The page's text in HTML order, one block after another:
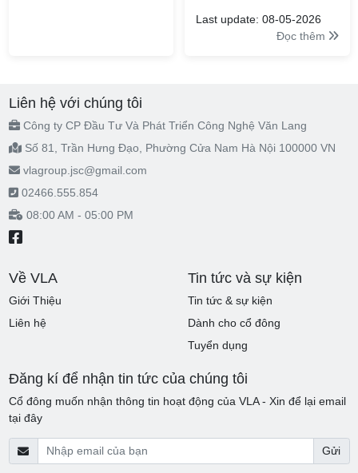
Last update: 08-05-2026
Đọc thêm
Liên hệ với chúng tôi
Công ty CP Đầu Tư Và Phát Triển Công Nghệ Văn Lang
Số 81, Trần Hưng Đạo, Phường Cửa Nam Hà Nội 100000 VN
vlagroup.jsc@gmail.com
02466.555.854
08:00 AM - 05:00 PM
Về VLA
Giới Thiệu
Liên hệ
Tin tức và sự kiện
Tin tức & sự kiện
Dành cho cổ đông
Tuyển dụng
Đăng kí để nhận tin tức của chúng tôi
Cổ đông muốn nhận thông tin hoạt động của VLA - Xin để lại email
tại đây
Gửi